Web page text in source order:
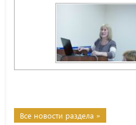
Все новости раздела »